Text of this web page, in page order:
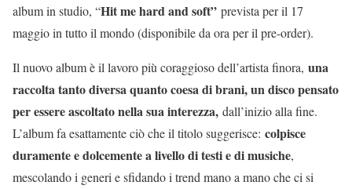
album in studio, “Hit me hard and soft” prevista per il 17
maggio in tutto il mondo (disponibile da ora per il pre-order).
Il nuovo album è il lavoro più coraggioso dell’artista finora, una
raccolta tanto diversa quanto coesa di brani, un disco pensato
per essere ascoltato nella sua interezza, dall’inizio alla fine.
L’album fa esattamente ciò che il titolo suggerisce: colpisce
duramente e dolcemente a livello di testi e di musiche,
mescolando i generi e sfidando i trend mano a mano che ci si